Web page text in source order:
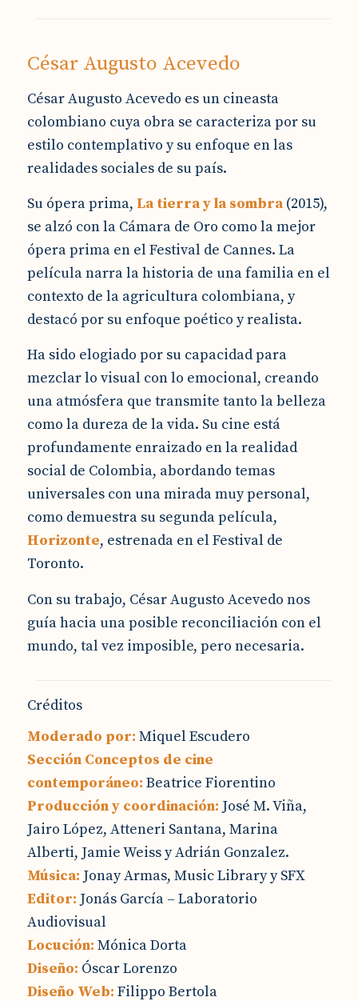
César Augusto Acevedo
César Augusto Acevedo es un cineasta
colombiano cuya obra se caracteriza por su
estilo contemplativo y su enfoque en las
realidades sociales de su país.
Su ópera prima, La tierra y la sombra(2015),
se alzó con la Cámara de Oro como la mejor
ópera prima en el Festival de Cannes. La
película narra la historia de una familia en el
contexto de la agricultura colombiana, y
destacó por su enfoque poético y realista.
Ha sido elogiado por su capacidad para
mezclar lo visual con lo emocional, creando
una atmósfera que transmite tanto la belleza
como la dureza de la vida. Su cine está
profundamente enraizado en la realidad
social de Colombia, abordando temas
universales con una mirada muy personal,
como demuestra su segunda película,
Horizonte, estrenada en el Festival de
Toronto.
Con su trabajo, César Augusto Acevedo nos
guía hacia una posible reconciliación con el
mundo, tal vez imposible, pero necesaria.
Créditos
Moderado por: Miquel Escudero
Sección Conceptos de cine
contemporáneo: Beatrice Fiorentino
Producción y coordinación: José M. Viña,
Jairo López, Atteneri Santana, Marina
Alberti, Jamie Weiss y Adrián Gonzalez.
Música: Jonay Armas, Music Library y SFX
Editor: Jonás García – Laboratorio
Audiovisual
Locución: Mónica Dorta
Diseño: Óscar Lorenzo
Diseño Web: Filippo Bertola